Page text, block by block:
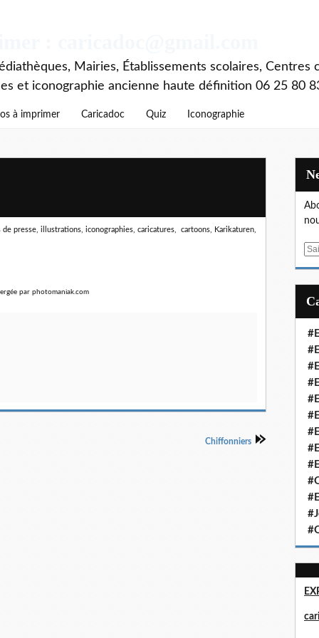
Mairies, Établissements scolaires, Centres
et iconographie ancienne haute définition 06 25 80
à imprimer Caricadoc Quiz Iconographie
presse, illustrations, iconographies, caricatures, cartoons, Karikaturen,
Chiffonniers
E